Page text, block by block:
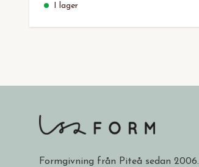
I lager
Formgivning från Piteå sedan 2006.